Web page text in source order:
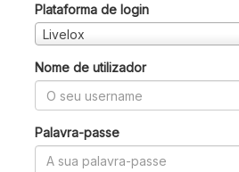
Plataforma de login
Livelox
Nome de utilizador
Palavra-passe